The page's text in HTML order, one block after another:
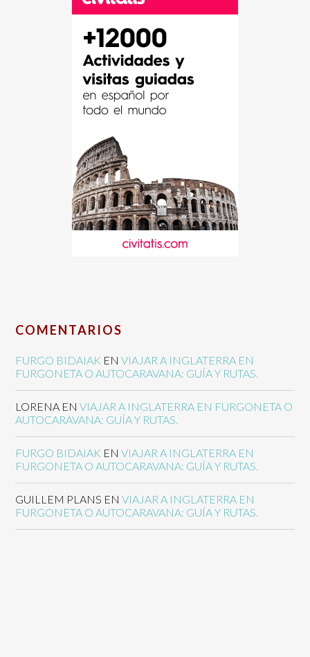
COMENTARIOS
FURGO BIDAIAK ENVIAJAR A INGLATERRA EN
FURGONETA O AUTOCARAVANA: GUÍA Y RUTAS.
LORENA ENVIAJAR A INGLATERRA EN FURGONETA O
AUTOCARAVANA: GUÍA Y RUTAS.
FURGO BIDAIAK ENVIAJAR A INGLATERRA EN
FURGONETA O AUTOCARAVANA: GUÍA Y RUTAS.
GUILLEM PLANS ENVIAJAR A INGLATERRA EN
FURGONETA O AUTOCARAVANA: GUÍA Y RUTAS.